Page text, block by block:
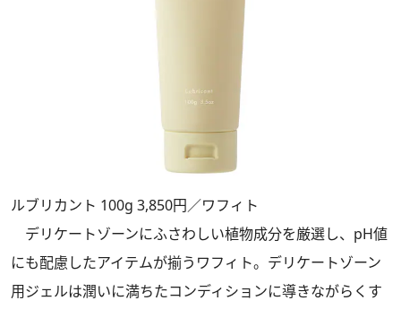
ルブリカント 100g 3,850円／ワフィト
デリケートゾーンにふさわしい植物成分を厳選し、pH値
にも配慮したアイテムが揃うワフィト。デリケートゾーン
用ジェルは潤いに満ちたコンディションに導きながらくす